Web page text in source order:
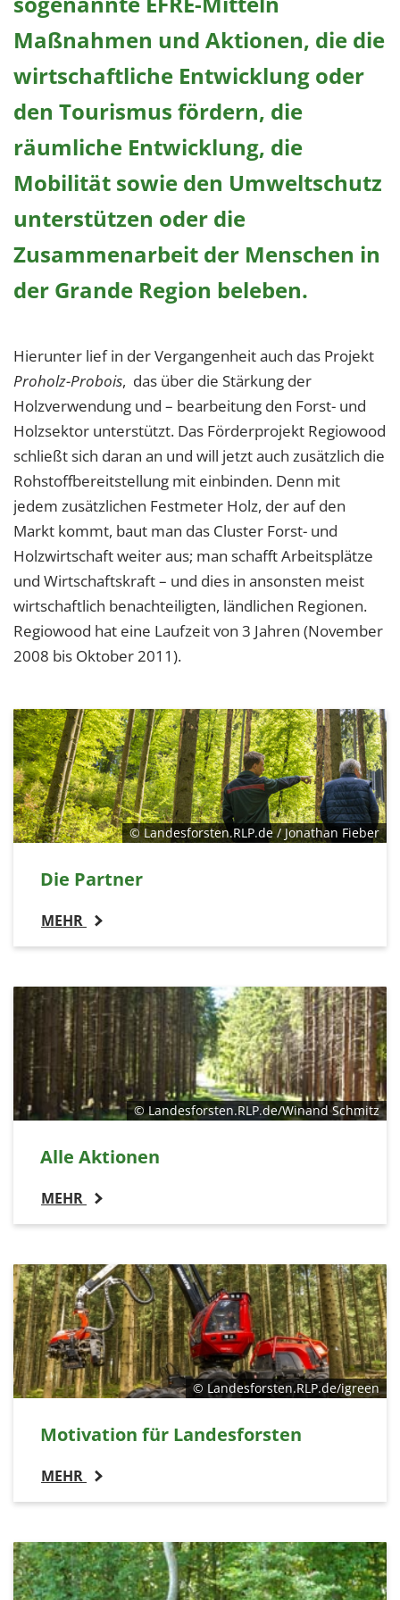
Maßnahmen und Aktionen, die die
wirtschaftliche Entwicklung oder
den Tourismus fördern, die
räumliche Entwicklung, die
Mobilität sowie den Umweltschutz
unterstützen oder die
Zusammenarbeit der Menschen in
der Grande Region beleben.
Hierunter lief in der Vergangenheit auch das Projekt
Proholz-Probois, das über die Stärkung der
Holzverwendung und – bearbeitung den Forst- und
Holzsektor unterstützt. Das Förderprojekt Regiowood
schließt sich daran an und will jetzt auch zusätzlich die
Rohstoffbereitstellung mit einbinden. Denn mit
jedem zusätzlichen Festmeter Holz, der auf den
Markt kommt, baut man das Cluster Forst- und
Holzwirtschaft weiter aus; man schafft Arbeitsplätze
und Wirtschaftskraft – und dies in ansonsten meist
wirtschaftlich benachteiligten, ländlichen Regionen.
Regiowood hat eine Laufzeit von 3 Jahren (November
2008 bis Oktober 2011).
© Landesforsten.RLP.de / Jonathan Fieber
Die Partner
MEHR
© Landesforsten.RLP.de/Winand Schmitz
Alle Aktionen
MEHR
© Landesforsten.RLP.de/igreen
Motivation für Landesforsten
MEHR
EXTERNE MEDIEN
Um Inhalte von Videoplattformen und Social Media
Plattformen anzeigen zu können, werden von
diesen externen Medien Cookies gesetzt.
YouTube